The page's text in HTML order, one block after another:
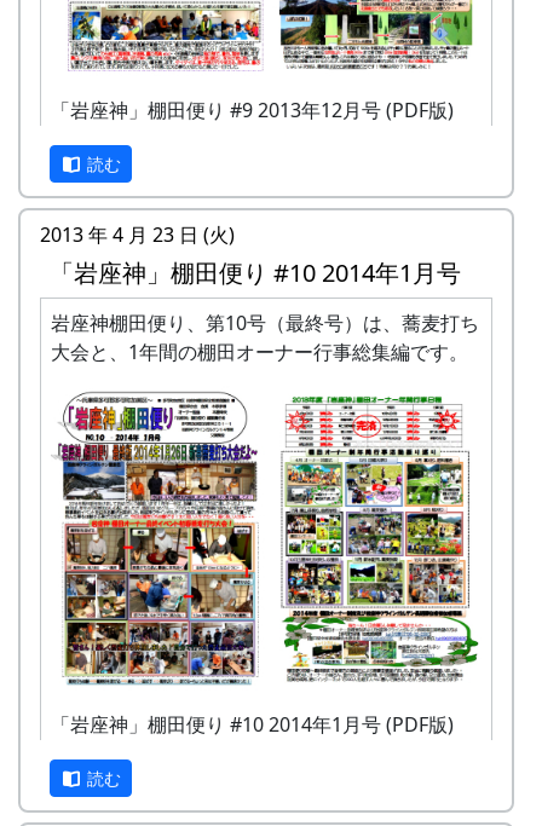
「岩座神」棚田便り #9 2013年12月号 (PDF版)
読む
2013 年 4 月 23 日 (火)
「岩座神」棚田便り #10 2014年1月号
岩座神棚田便り、第10号（最終号）は、蕎麦打ち
大会と、1年間の棚田オーナー行事総集編です。
「岩座神」棚田便り #10 2014年1月号 (PDF版)
クラインガルテン岩座神を紹介する号外も一緒に
どうぞ。
読む